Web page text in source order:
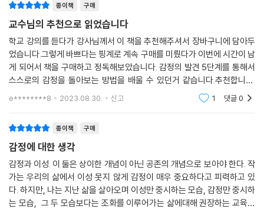
감정 조절에 관계를 활용하는 다섯 가지 방법
제12장 감정 조절 예산 최적화하기
감정 조절 예산을 좌우하는 세 가지 요소
신체 활동으로 감정 조절 기술을 향상시킬 수 있다
올바른 영양 섭취로 감정의 건강을 유지하자
수면은 지친 감정의 회복을 돕는다
제5부 감정 조절도 습관이다
제13장 아이들도 감정 조절을 배울 수 있다
교실은 감정 조절의 실험실이다
감정조절은 가르칠 수 있는 기술이다
교실에서의 감정 조절 연습
감정 조절은 평생 연습해야 하는 영역이다
0장 학교에서의 감정’ 중에서)
오늘날 많은 직업이 고도의 의사소통 능력을 요구하고 있기에 특히 감성
능력이 중요해지고 있다. 그런데 아이러니하게도 온라인으로 연결성이 강
화되면서 각종 감정 노동과 완전히 새로운 종류의 고통에 시달리는 것이
현대인의 일상이기도 하다. 이런 문제를 해결하고 싶다면 더더욱 자신과
타인의 감정에 주목해야 한다. 각자의 나약함을 인정하고 서로 감정을 더
제너럴 일렉트릭의 전설적인 경영 전문가 잭 웰치(Jack Welch)는 이렇
게 말했다. “감성 지능을 가진 사람은 학교 성적이 좋은 사람보다 훨씬 드
물지만 내 경험상 실제로 훌륭한 리더를 만드는 건 감성 지능입니다. 절대
무시해선 안 됩니다.” (_p.337, ‘제11장 직장에서의 감정’ 중에서)
종이책 구매
교수님의 추천으로 읽었습니다
학교 강의를 듣다가 강사님께서 이 책을 추천해주셔서 장바구니에 담아두
었습니다.그렇게 바쁘다는 핑계로 계속 구매를 미뤘다가 이번에 시간이 남
게 되어서 책을 구매하고 정독해보았습니다. 감정의 발견 5단계를 통해서
스스로의 감정을 돌아보는 방법을 배울 수 있던거 같습니다.추천합니다.
이 책울 톤해서 주변과의 관계릉 더 매끄럽게 하고 스스로의 의사표현을
e********8 2023.08.30. 신고 1 댓글0
종이책 구매
감정에 대한 생각
감정과 이성. 이 둘은 상이한 개념이 아닌 공존의 개념으로 보아야 한다. 작
가는 우리의 삶에서 이성 못지 않게 감정이 매우 중요하다고 피력하고 있
다. 하지만, 나는 지난 삶을 살아오며 이성만 중시하는 모습, 감정만 중시하
는 모습, 그 두 모습보다는 조화를 이루어가는 삶에대해 권장하는 교육과